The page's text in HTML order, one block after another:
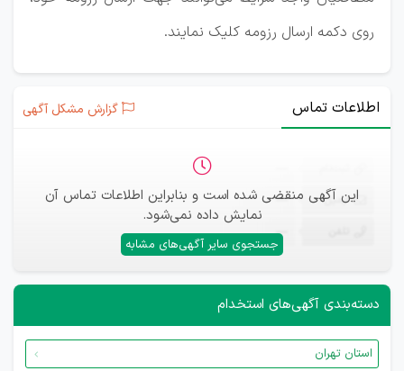
روی دکمه ارسال رزومه کلیک نمایند.
اطلاعات تماس گزارش مشکل آگهی
این آگهی منقضی شده است و بنابراین اطلاعات تماس آن
نمایش داده نمی‌شود.
جستجوی سایر آگهی‌های مشابه
ایمیل —
—
دسته‌بندی آگهی‌های استخدام
استان تهران